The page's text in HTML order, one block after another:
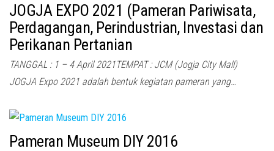
JOGJA EXPO 2021 (Pameran Pariwisata,
Perdagangan, Perindustrian, Investasi dan
Perikanan Pertanian
TANGGAL : 1 – 4 April 2021TEMPAT : JCM (Jogja City Mall)
JOGJA Expo 2021 adalah bentuk kegiatan pameran yang…
Pameran Museum DIY 2016